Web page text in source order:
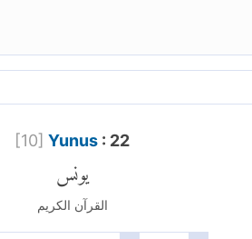
[10] Yunus : 22
يونس
القرآن الكريم